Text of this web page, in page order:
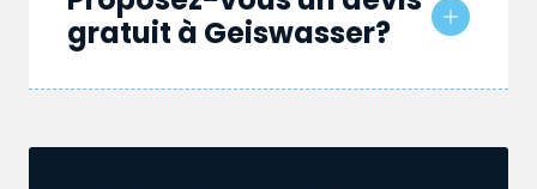
gratuit à Geiswasser?